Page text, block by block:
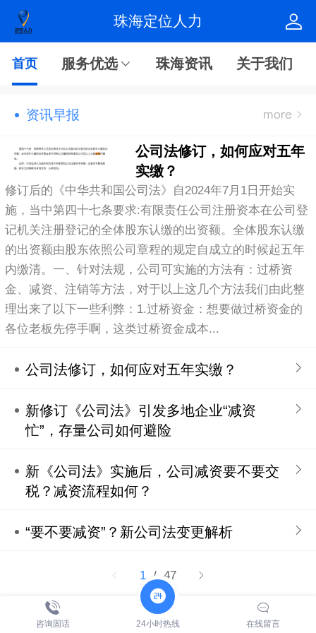
珠海定位人力
首页 服务优选 珠海资讯 关于我们
资讯早报
公司法修订，如何应对五年
实缴？
修订后的《中华共和国公司法》自2024年7月1日开始实
施，当中第四十七条要求:有限责任公司注册资本在公司登
记机关注册登记的全体股东认缴的出资额。全体股东认缴
的出资额由股东依照公司章程的规定自成立的时候起五年
内缴清。‍‍一、针对法规，公司可实施的方法有：过桥资
金、减资、注销等方法，对于以上这几个方法我们由此整
理出来了以下一些利弊：1.过桥资金：想要做过桥资金的
各位老板先停手啊，这类过桥资金成本...
公司法修订，如何应对五年实缴？
新修订《公司法》引发多地企业“减资
忙”，存量公司如何避险
新《公司法》实施后，公司减资要不要交
税？减资流程如何？
“要不要减资”？新公司法变更解析
1 / 47
备案号:粤ICP备18095367号
咨询固话 24小时热线 在线留言